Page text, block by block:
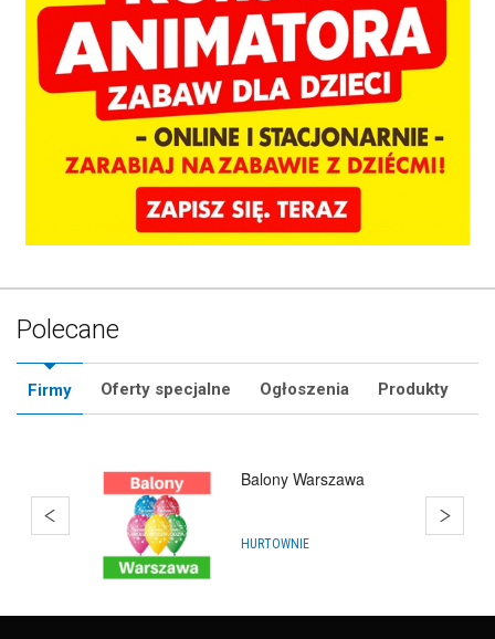
Polecane
Firmy Oferty specjalne Ogłoszenia Produkty
Katalog Animatorów
ANIMATORZY